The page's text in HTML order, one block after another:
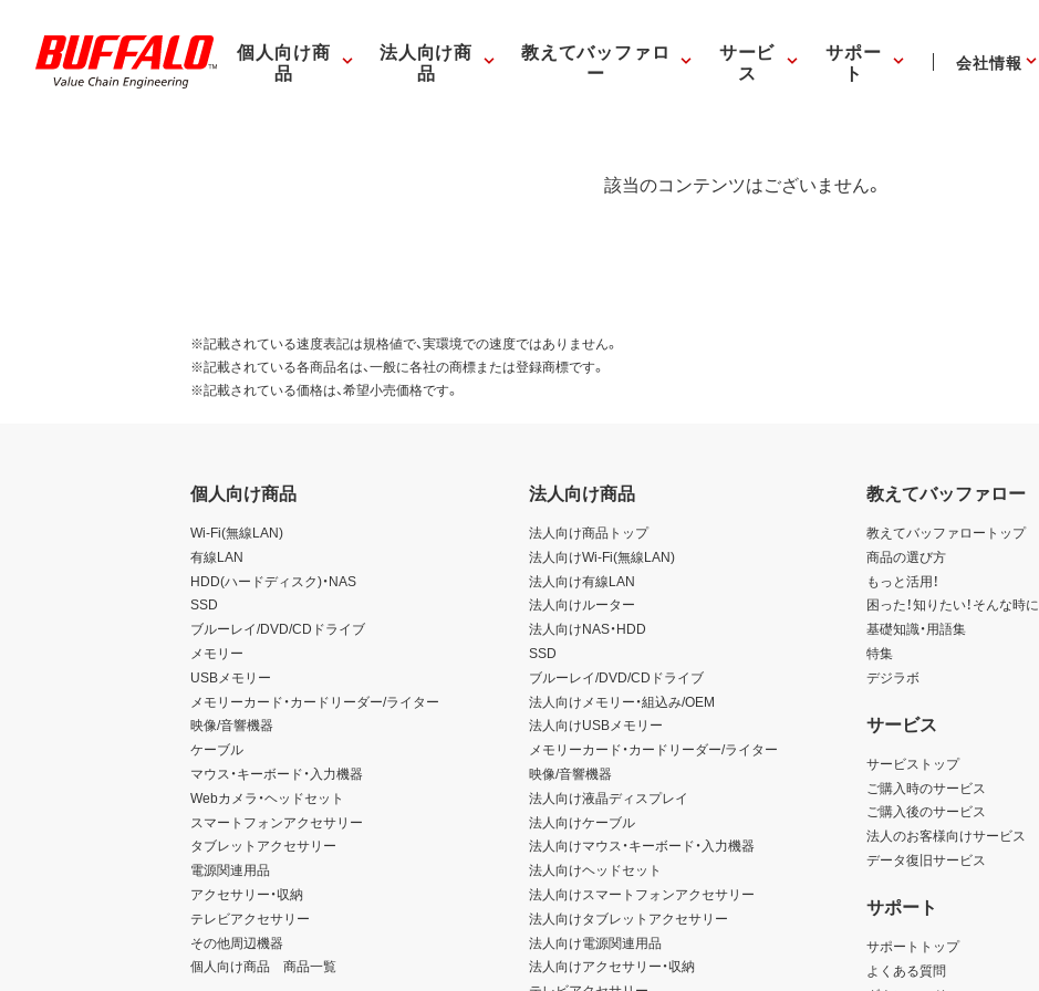
個人向け商
品
法人向け商
品
教えてバッファロ
ー
サービ
ス
サポー
ト 会社情報
該当のコンテンツはございません。
※記載されている速度表記は規格値で、実環境での速度ではありません。
※記載されている各商品名は、一般に各社の商標または登録商標です。
※記載されている価格は、希望小売価格です。
個人向け商品
Wi-Fi(無線LAN)
有線LAN
HDD(ハードディスク)・NAS
SSD
ブルーレイ/DVD/CDドライブ
メモリー
USBメモリー
メモリーカード・カードリーダー/ライター
映像/音響機器
ケーブル
マウス・キーボード・入力機器
Webカメラ・ヘッドセット
スマートフォンアクセサリー
タブレットアクセサリー
電源関連用品
アクセサリー・収納
テレビアクセサリー
その他周辺機器
個人向け商品 商品一覧
法人向け商品
法人向け商品トップ
法人向けWi-Fi(無線LAN)
法人向け有線LAN
法人向けルーター
法人向けNAS・HDD
SSD
ブルーレイ/DVD/CDドライブ
法人向けメモリー・組込み/OEM
法人向けUSBメモリー
メモリーカード・カードリーダー/ライター
映像/音響機器
法人向け液晶ディスプレイ
法人向けケーブル
法人向けマウス・キーボード・入力機器
法人向けヘッドセット
法人向けスマートフォンアクセサリー
法人向けタブレットアクセサリー
法人向け電源関連用品
法人向けアクセサリー・収納
教えてバッファロー
教えてバッファロートップ
商品の選び方
もっと活用！
困った！知りたい！そんな時に
基礎知識・用語集
特集
デジラボ
サービス
サービストップ
ご購入時のサービス
ご購入後のサービス
法人のお客様向けサービス
データ復旧サービス
サポート
サポートトップ
よくある質問